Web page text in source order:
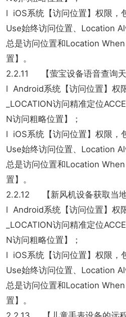
l iOS系统【访问位置】权限，
Use始终访问位置、Location
总是访问位置和Location
置】。
2.2.11 【萤宝设备语音查询天
l Android系统【访问位置】权
_LOCATION访问精准定位
N访问粗略位置】；
l iOS系统【访问位置】权限，
Use始终访问位置、Location
总是访问位置和Location
置】。
2.2.12 【新风机设备获取当地
l Android系统【访问位置】权
_LOCATION访问精准定位
N访问粗略位置】；
l iOS系统【访问位置】权限，
Use始终访问位置、Location
总是访问位置和Location
置】。